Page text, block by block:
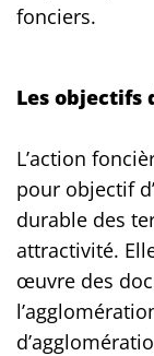
fonciers.
Les objectifs
L’action
pour objectif
durable des
attractivité.
œuvre des